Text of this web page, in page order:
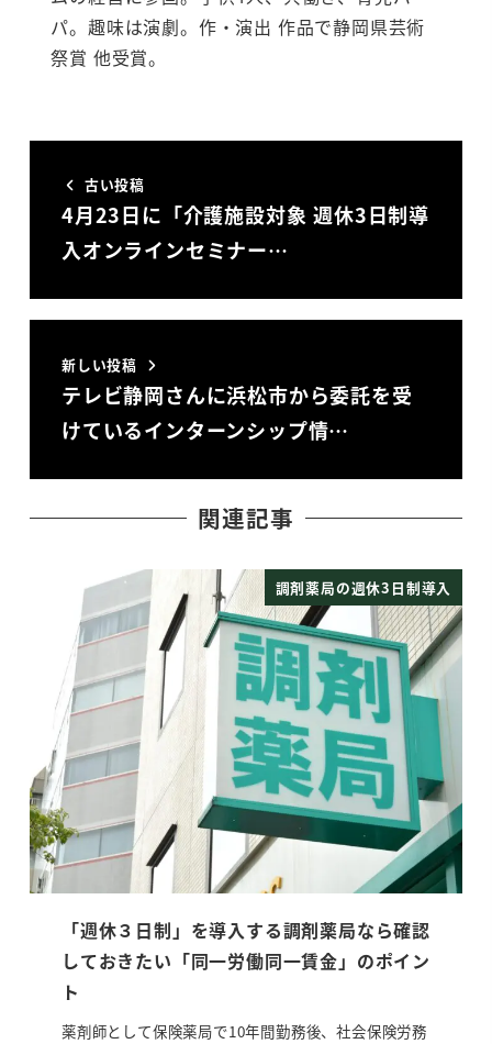
パ。趣味は演劇。作・演出 作品で静岡県芸術
祭賞 他受賞。
古い投稿
4月23日に「介護施設対象 週休3日制導
入オンラインセミナー…
新しい投稿
テレビ静岡さんに浜松市から委託を受
けているインターンシップ情…
関連記事
調剤薬局の週休3日制導入
「週休３日制」を導入する調剤薬局なら確認
しておきたい「同一労働同一賃金」のポイン
ト
薬剤師として保険薬局で10年間勤務後、社会保険労務